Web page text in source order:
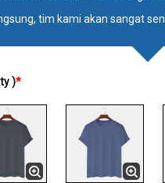
tim kami akan sangat
)*